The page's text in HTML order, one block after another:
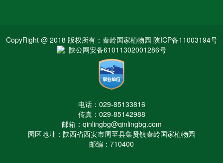
CopyRight @ 2018 版权所有：秦岭国家植物园 陕ICP备11003194号
陕公网安备61011302001286号
电话：029-85133816
传真：029-85142988
邮箱：qinlingbg@qinlingbg.com
园区地址：陕西省西安市周至县集贤镇秦岭国家植物园
邮编：710400